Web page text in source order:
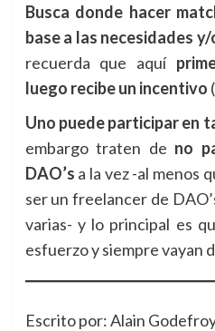
Busca donde hacer
base a las necesidades
recuerda que aquí
luego recibe un incentivo
Uno puede participar en
embargo traten de no
DAO’s a la vez -al menos
ser un freelancer de
varias- y lo principal es
esfuerzo y siempre vayan
Escrito por: Alain